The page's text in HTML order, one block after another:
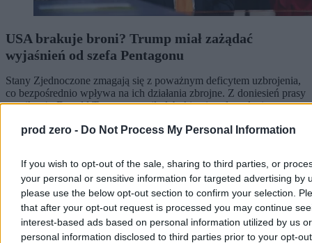
prod zero - Do Not Process My Personal Information
If you wish to opt-out of the sale, sharing to third parties, or
your personal or sensitive information for targeted advertising by
please use the below opt-out section to confirm your selection.
that after your opt-out request is processed you may continue
interest-based ads based on personal information utilized by us or
personal information disclosed to third parties prior to your opt-
USA brakuje broni? Trump miał zażądać
wyjaśnień od szefa Pentagonu
Stany Zjednoczone zmagają się z poważnym deficytem uzbrojenia,
co bezpośrednio wpływa na ich działania zbrojne. Z doniesień prasy
wynika, że Donald Trump wyraził głębokie niezadowolenie z
kategorycznie odrzuca te ustalenia.
Agnieszka Waś-Turecka
Dzisiaj 06:37
4 min
Reklama
Reklama